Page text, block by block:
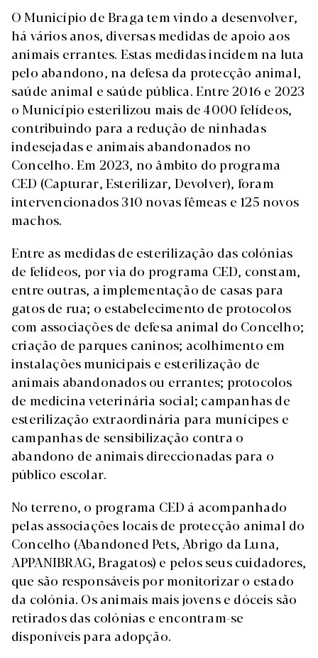
O Município de Braga tem vindo a desenvolver,
há vários anos, diversas medidas de apoio aos
animais errantes. Estas medidas incidem na luta
pelo abandono, na defesa da protecção animal,
saúde animal e saúde pública. Entre 2016 e 2023
o Município esterilizou mais de 4000 felídeos,
contribuindo para a redução de ninhadas
indesejadas e animais abandonados no
Concelho. Em 2023, no âmbito do programa
CED (Capturar, Esterilizar, Devolver), foram
intervencionados 310 novas fêmeas e 125 novos
machos.
Entre as medidas de esterilização das colónias
de felídeos, por via do programa CED, constam,
entre outras, a implementação de casas para
gatos de rua; o estabelecimento de protocolos
com associações de defesa animal do Concelho;
criação de parques caninos; acolhimento em
instalações municipais e esterilização de
animais abandonados ou errantes; protocolos
de medicina veterinária social; campanhas de
esterilização extraordinária para munícipes e
campanhas de sensibilização contra o
abandono de animais direccionadas para o
público escolar.
No terreno, o programa CED á acompanhado
pelas associações locais de protecção animal do
Concelho (Abandoned Pets, Abrigo da Luna,
APPANIBRAG, Bragatos) e pelos seus cuidadores,
que são responsáveis por monitorizar o estado
da colónia. Os animais mais jovens e dóceis são
retirados das colónias e encontram-se
disponíveis para adopção.